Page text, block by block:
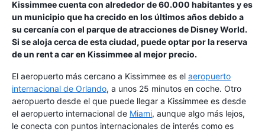
Kissimmee cuenta con alrededor de 60.000 habitantes y es
un municipio que ha crecido en los últimos años debido a
su cercanía con el parque de atracciones de Disney World.
Si se aloja cerca de esta ciudad, puede optar por la reserva
de un rent a car en Kissimmee al mejor precio.
El aeropuerto más cercano a Kissimmee es el aeropuerto
internacional de Orlando, a unos 25 minutos en coche. Otro
aeropuerto desde el que puede llegar a Kissimmee es desde
el aeropuerto internacional de Miami, aunque algo más lejos,
le conecta con puntos internacionales de interés como es